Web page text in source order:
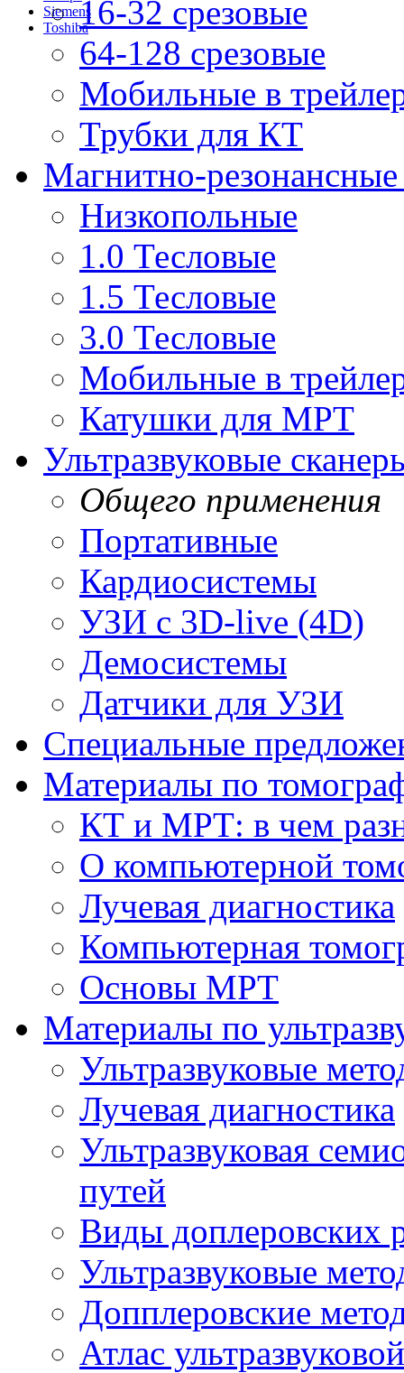
Siemens
Toshiba16-32 срезовые
64-128 срезовые
Мобильные в
Трубки для КТ
Магнитно-
Низкопольные
1.0 Тесловые
1.5 Тесловые
3.0 Тесловые
Мобильные в
Катушки для МРТ
Ультразвуковые
Общего применения
Портативные
Кардиосистемы
УЗИ с 3D-live (4D)
Демосистемы
Датчики для УЗИ
Cпециальные
Материалы по
КТ и МРТ: в чем
О компьютерной
Лучевая диагностика
Компьютерная
Основы МРТ
Материалы по
Ультразвуковые
Лучевая диагностика
Ультразвуковая
путей
Виды доплеровских
Ультразвуковые
Допплеровские
Атлас